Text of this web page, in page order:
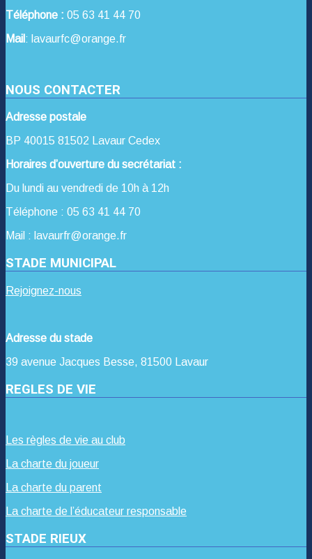
Téléphone : 05 63 41 44 70
Mail : lavaurfc@orange.fr
NOUS CONTACTER
Adresse postale
BP 40015 81502 Lavaur Cedex
Horaires d’ouverture du secrétariat :
Du lundi au vendredi de 10h à 12h
Téléphone : 05 63 41 44 70
Mail : lavaurfr@orange.fr
STADE MUNICIPAL
Rejoignez-nous
Adresse du stade
39 avenue Jacques Besse, 81500 Lavaur
REGLES DE VIE
Les règles de vie au club
La charte du joueur
La charte du parent
La charte de l’éducateur responsable
STADE RIEUX